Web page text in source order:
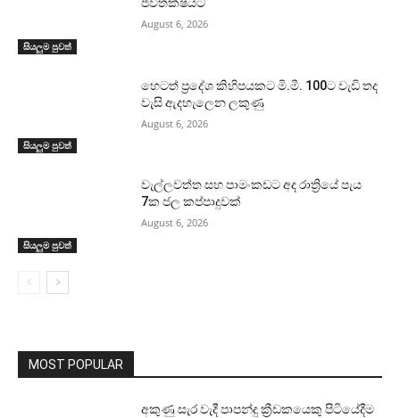
සියලුම පුවත්
August 6, 2026
සියලුම පුවත්
හෙටත් ප්‍රදේශ කිහිපයකට මි.මී. 100ට වැඩි තද
වැසි ඇදහැලෙන ලකුණු
August 6, 2026
සියලුම පුවත්
වැල්ලවත්ත සහ පාමංකඩට අද රාත්‍රියේ පැය
7ක ජල කප්පාදුවක්
August 6, 2026
MOST POPULAR
අකුණු සැර වැදී පාපන්දු ක්‍රීඩකයෙකු පිටියේදීම